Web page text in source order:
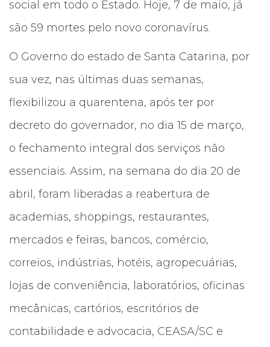
social em todo o Estado. Hoje, 7 de maio, já
são 59 mortes pelo novo coronavírus.
O Governo do estado de Santa Catarina, por
sua vez, nas últimas duas semanas,
flexibilizou a quarentena, após ter por
decreto do governador, no dia 15 de março,
o fechamento integral dos serviços não
essenciais. Assim, na semana do dia 20 de
abril, foram liberadas a reabertura de
academias, shoppings, restaurantes,
mercados e feiras, bancos, comércio,
correios, indústrias, hotéis, agropecuárias,
lojas de conveniência, laboratórios, oficinas
mecânicas, cartórios, escritórios de
contabilidade e advocacia, CEASA/SC e